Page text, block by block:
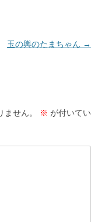
玉の輿のたまちゃん →
せん。 ※ が付いてい